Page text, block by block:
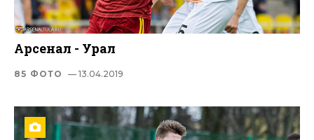
Арсенал - Урал
85 ФОТО — 13.04.2019